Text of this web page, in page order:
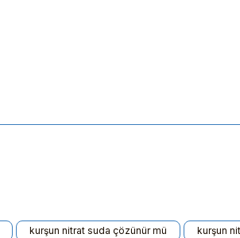
kurşun nitrat suda çözünür mü kurşun